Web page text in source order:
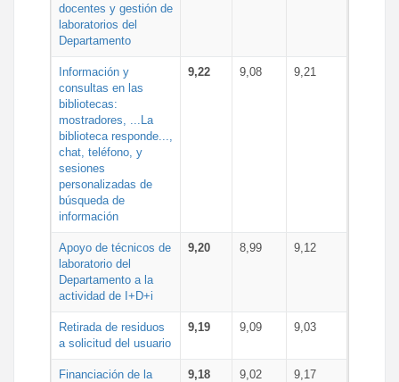
docentes y gestión de
laboratorios del
Departamento
Información y
consultas en las
bibliotecas:
mostradores, ...La
biblioteca responde...,
chat, teléfono, y
sesiones
personalizadas de
búsqueda de
información
9,22 9,08 9,21
Apoyo de técnicos de
laboratorio del
Departamento a la
actividad de I+D+i
9,20 8,99 9,12
Retirada de residuos
a solicitud del usuario
9,19 9,09 9,03
Financiación de la
9,18 9,02 9,17